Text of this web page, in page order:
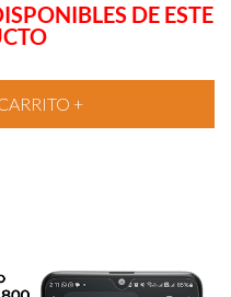
DE ESTE